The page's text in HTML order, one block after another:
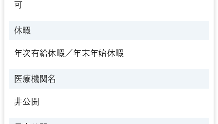
可
休暇
年次有給休暇／年末年始休暇
医療機関名
非公開